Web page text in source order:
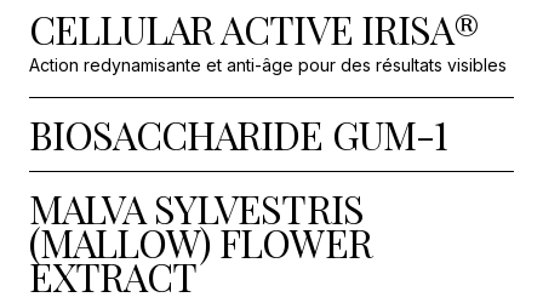
CELLULAR ACTIVE IRISA®
Action redynamisante et anti-âge pour des résultats visibles
BIOSACCHARIDE GUM-1
MALVA SYLVESTRIS
(MALLOW) FLOWER
EXTRACT